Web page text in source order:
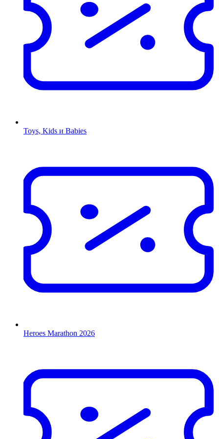
Toys, Kids и Babies
Heroes Marathon 2026